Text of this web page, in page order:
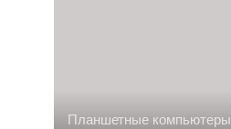
Планшетные компьютеры